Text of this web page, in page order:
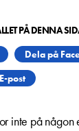
PÅ DENNA
Dela på
post
inte på någon